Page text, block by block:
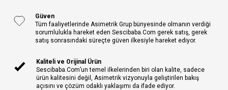
Güven
Tüm faaliyetlerinde Asimetrik Grup bünyesinde olmanın verdiği
sorumlulukla hareket eden Sescibaba.Com gerek satış, gerek
satış sonrasındaki süreçte güven ilkesiyle hareket ediyor.
Kaliteli ve Orijinal Ürün
Sescibaba.Com’un temel ilkelerinden biri olan kalite, sadece
ürün kalitesini değil, Asimetrik vizyonuyla geliştirilen bakış
açısını ve çözüm odaklı yaklaşımı da ifade ediyor.